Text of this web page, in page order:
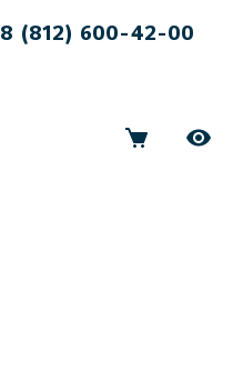
8 (812) 600-42-00